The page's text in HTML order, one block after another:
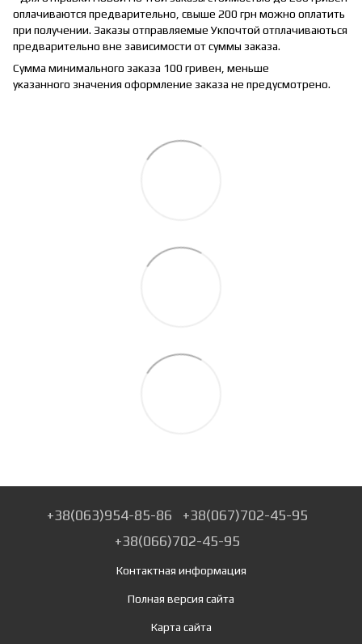
оплачиваются предварительно, свыше 200 грн можно оплатить
при получении. Заказы отправляемые Укпочтой отплачиваються
предварительно вне зависимости от суммы заказа.
Сумма минимального заказа 100 гривен, меньше
указанного значения оформление заказа не предусмотрено.
+38(063)954-85-86
+38(067)702-45-95
+38(066)702-45-95
Контактная информация
Полная версия сайта
Карта сайта